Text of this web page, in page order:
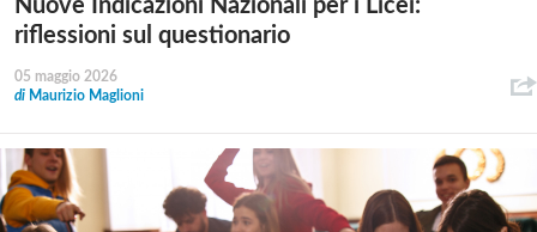
Nuove Indicazioni Nazionali per i Licei:
riflessioni sul questionario
05 maggio 2026
di Maurizio Maglioni